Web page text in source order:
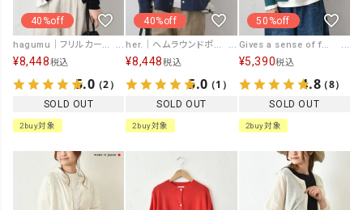
40%off
hagumu｜フリルカーディガン [[ha-CD-32]][C]
¥8,448税込
5.0（2）
SOLD OUT
2buy対象
40%off
her.｜ヘムラウンドポケットカーディガン [[MA-513005]][C]
¥8,448税込
5.0（1）
SOLD OUT
2buy対象
50%off
Gives a sense of fullment｜ジップカーデ [[853303]][C]
¥5,390税込
4.8（8）
SOLD OUT
2buy対象